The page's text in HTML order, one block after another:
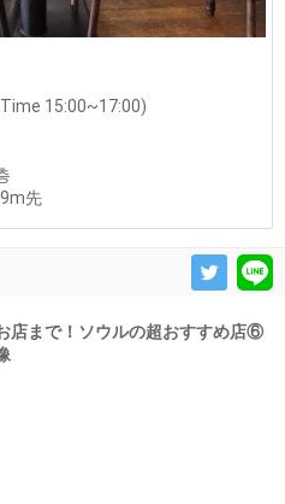
15:00~17:00)
先
店まで！ソウルの超おすすめ店⑥